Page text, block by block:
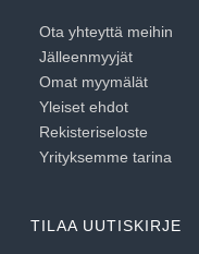
Ota yhteyttä meihin
Jälleenmyyjät
Omat myymälät
Yleiset ehdot
Rekisteriseloste
Yrityksemme tarina
TILAA UUTISKIRJE